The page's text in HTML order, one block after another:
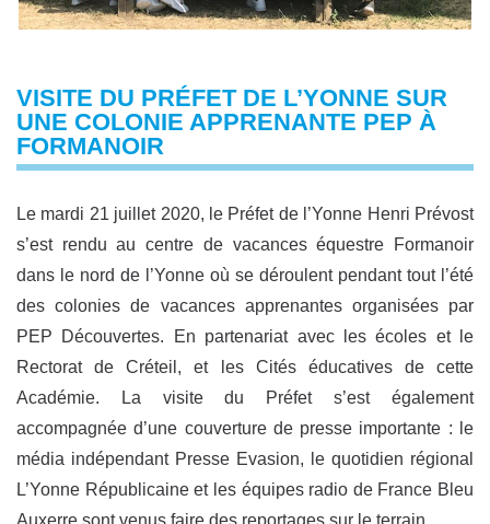
VISITE DU PRÉFET DE L’YONNE SUR
UNE COLONIE APPRENANTE PEP À
FORMANOIR
Le mardi 21 juillet 2020, le Préfet de l’Yonne Henri Prévost
s’est rendu au centre de vacances équestre Formanoir
dans le nord de l’Yonne où se déroulent pendant tout l’été
des colonies de vacances apprenantes organisées par
PEP Découvertes. En partenariat avec les écoles et le
Rectorat de Créteil, et les Cités éducatives de cette
Académie. La visite du Préfet s’est également
accompagnée d’une couverture de presse importante : le
média indépendant Presse Evasion, le quotidien régional
L’Yonne Républicaine et les équipes radio de France Bleu
Auxerre sont venus faire des reportages sur le terrain.